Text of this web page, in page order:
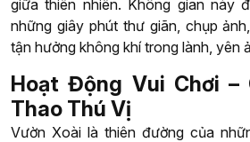
giữa thiên nhiên. Không gian này
những giây phút thư giãn, chụp
tận hưởng không khí trong lành, yên
Hoạt Động Vui Chơi –
Thao Thú Vị
Vườn Xoài là thiên đường của